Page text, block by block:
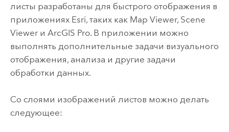
листы разработаны для быстрого отображения в
приложениях Esri, таких как Map Viewer, Scene
Viewerи ArcGIS Pro. В приложении можно
выполнять дополнительные задачи визуального
отображения, анализа и другие задачи
обработки данных.
Со слоями изображений листов можно делать
следующее: